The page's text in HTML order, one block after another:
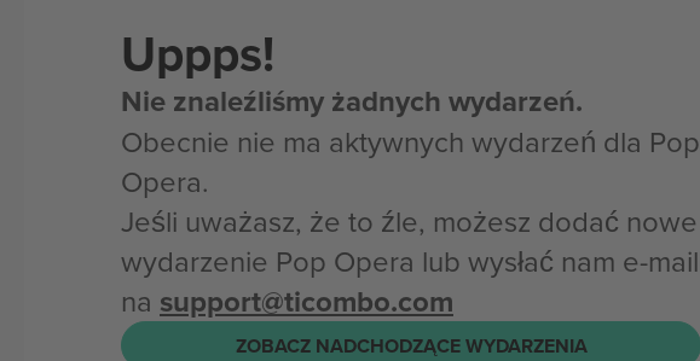
Uppps!
Nie znaleźliśmy żadnych wydarzeń.
Obecnie nie ma aktywnych wydarzeń dla Pop
Opera.
Jeśli uważasz, że to źle, możesz dodać nowe
wydarzenie Pop Opera lub wysłać nam e-mail
na support@ticombo.com
ZOBACZ NADCHODZĄCE WYDARZENIA